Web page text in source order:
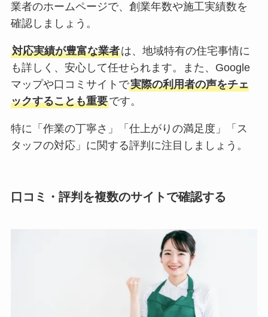
業者のホームページで、創業年数や施工実績数を
確認しましょう。
対応実績が豊富な業者は、地域特有の住宅事情に
も詳しく、安心して任せられます。また、Google
マップや口コミサイトで実際の利用者の声をチェ
ックすることも重要です。
特に「作業の丁寧さ」「仕上がりの満足度」「ス
タッフの対応」に関する評判に注目しましょう。
口コミ・評判を複数のサイトで確認する